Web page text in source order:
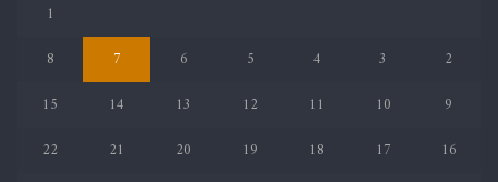
1
2
3
4
5
6
7
8
9
10
11
12
13
14
15
16
17
18
19
20
21
22